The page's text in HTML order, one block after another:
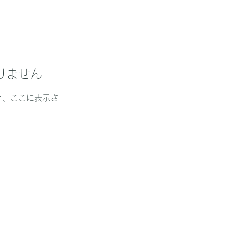
ません
ここに表示さ